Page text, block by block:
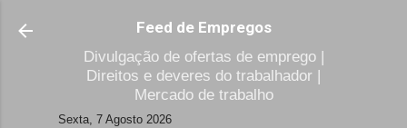
Avançar para o conteúdo principal
Feed de Empregos
Divulgação de ofertas de emprego |
Direitos e deveres do trabalhador |
Mercado de trabalho
Sexta, 7 Agosto 2026